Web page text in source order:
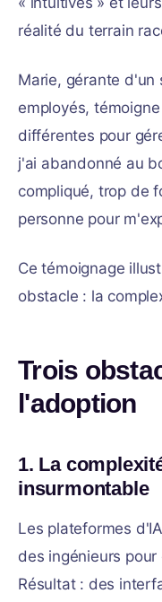
réalité du terrain
Marie, gérante d'un
employés,
différentes pour
j'ai abandonné au
compliqué, trop de
personne pour
Ce témoignage
obstacle : la
Trois
l'adoption
1. La
insurmontable
Les plateformes
des ingénieurs
Résultat : des